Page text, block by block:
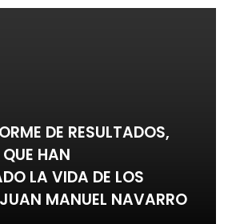
DE RESULTADOS,
HAN
LA VIDA DE LOS
JUAN MANUEL NAVARRO